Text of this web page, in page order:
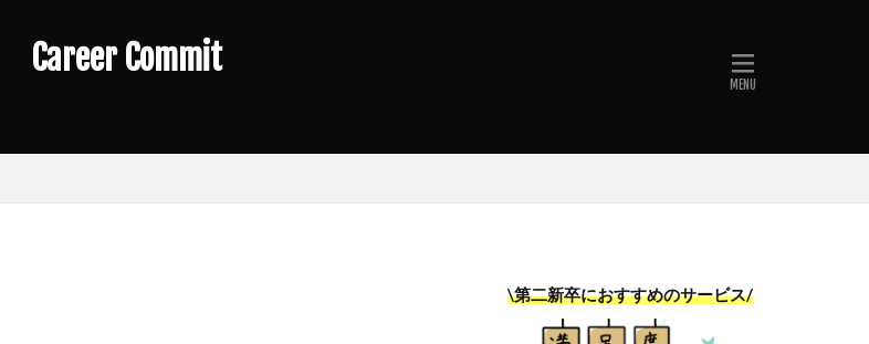
Career Commit
\第二新卒におすすめのサービス/
年収 未経験
面接対策